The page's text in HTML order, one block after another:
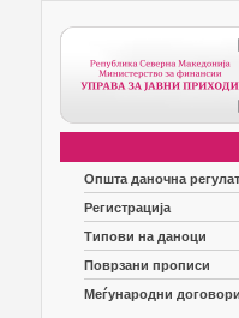
Општа даночна
Регистрација
Типови на даноци
Поврзани прописи
Меѓународни договори